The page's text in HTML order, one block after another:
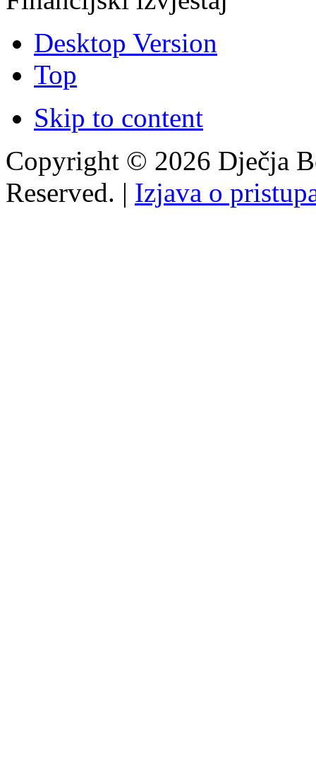
Desktop Version
Top
Skip to content
Copyright © 2026 Dječja
Reserved. | Izjava o